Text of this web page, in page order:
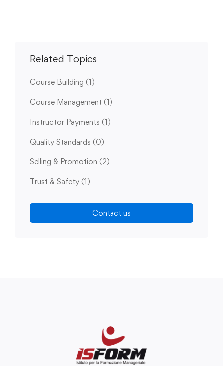
Related Topics
Course Building (1)
Course Management (1)
Instructor Payments (1)
Quality Standards (0)
Selling & Promotion (2)
Trust & Safety (1)
Contact us